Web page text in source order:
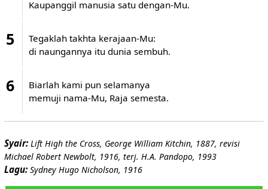
Kaupanggil manusia satu dengan-Mu.
5
Tegaklah takhta kerajaan-Mu:
di naungannya itu dunia sembuh.
6
Biarlah kami pun selamanya
memuji nama-Mu, Raja semesta.
Syair: Lift High the Cross, George William Kitchin, 1887, revisi
Michael Robert Newbolt, 1916, terj. H.A. Pandopo, 1993
Lagu: Sydney Hugo Nicholson, 1916